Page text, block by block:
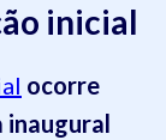
inicial
ocorre
inaugural